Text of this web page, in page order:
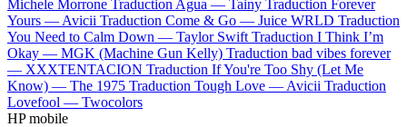
Michele Morrone Traduction Agua — Tainy Traduction Forever
Yours — Avicii Traduction Come & Go — Juice WRLD Traduction
You Need to Calm Down — Taylor Swift Traduction I Think I’m
Okay — MGK (Machine Gun Kelly) Traduction bad vibes forever
— XXXTENTACION Traduction If You're Too Shy (Let Me
Know) — The 1975 Traduction Tough Love — Avicii Traduction
Lovefool — Twocolors
HP mobile